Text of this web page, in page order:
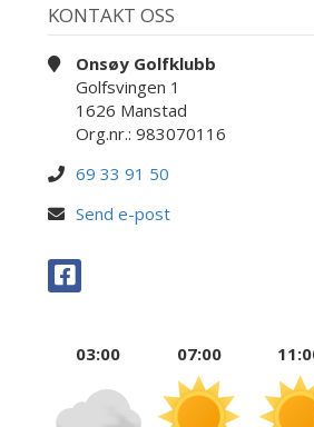
KONTAKT OSS
Onsøy Golfklubb
Golfsvingen 1
1626 Manstad
Org.nr.: 983070116
69 33 91 50
Send e-post
03:00 07:00